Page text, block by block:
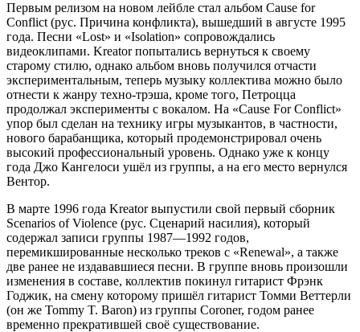
Первым релизом на новом лейбле стал альбом Cause for
Conflict (рус. Причина конфликта), вышедший в августе 1995
года. Песни «Lost» и «Isolation» сопровождались
видеоклипами. Kreator попытались вернуться к своему
старому стилю, однако альбом вновь получился отчасти
экспериментальным, теперь музыку коллектива можно было
отнести к жанру техно-трэша, кроме того, Петроцца
продолжал эксперименты с вокалом. На «Cause For Conflict»
упор был сделан на технику игры музыкантов, в частности,
нового барабанщика, который продемонстрировал очень
высокий профессиональный уровень. Однако уже к концу
года Джо Кангелоси ушёл из группы, а на его место вернулся
Вентор.
В марте 1996 года Kreator выпустили свой первый сборник
Scenarios of Violence (рус. Сценарий насилия), который
содержал записи группы 1987—1992 годов,
перемикшированные несколько треков с «Renewal», а также
две ранее не издававшиеся песни. В группе вновь произошли
изменения в составе, коллектив покинул гитарист Фрэнк
Годжик, на смену которому пришёл гитарист Томми Веттерли
(он же Tommy T. Baron) из группы Coroner, годом ранее
временно прекратившей своё существование.